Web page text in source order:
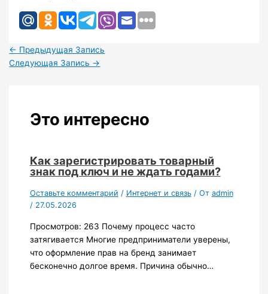
← Предыдущая Запись
Следующая Запись →
Это интересно
Как зарегистрировать товарный
знак под ключ и не ждать годами?
Оставьте комментарий / Интернет и связь/ От admin
/ 27.05.2026
Просмотров: 263 Почему процесс часто
затягивается Многие предприниматели уверены,
что оформление прав на бренд занимает
бесконечно долгое время. Причина обычно…